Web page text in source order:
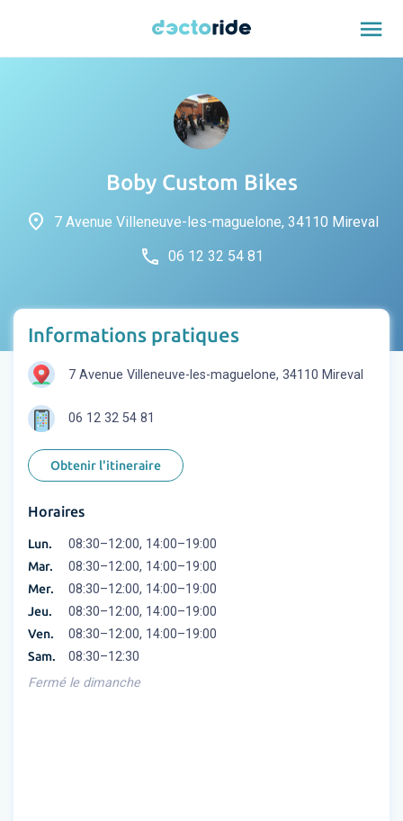
menu
Boby Custom Bikes
place 7 Avenue Villeneuve-les-maguelone, 34110 Mireval
phone 06 12 32 54 81
Informations pratiques
7 Avenue Villeneuve-les-maguelone, 34110 Mireval
06 12 32 54 81
Obtenir l'itineraire
Horaires
Lun. 08:30–12:00, 14:00–19:00
Mar. 08:30–12:00, 14:00–19:00
Mer. 08:30–12:00, 14:00–19:00
Jeu. 08:30–12:00, 14:00–19:00
Ven. 08:30–12:00, 14:00–19:00
Sam.
08:30–12:30
Fermé le dimanche